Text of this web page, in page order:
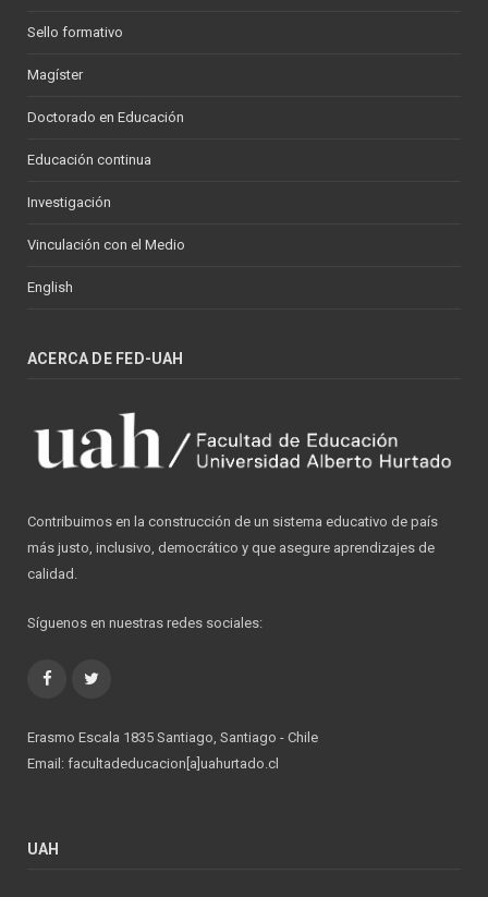
Sello formativo
Magíster
Doctorado en Educación
Educación continua
Investigación
Vinculación con el Medio
English
ACERCA DE FED-UAH
Contribuimos en la construcción de un sistema educativo de país
más justo, inclusivo, democrático y que asegure aprendizajes de
calidad.
Síguenos en nuestras redes sociales:
Facebook
Erasmo Escala 1835 Santiago, Santiago - Chile
Email: facultadeducacion[a]uahurtado.cl
UAH